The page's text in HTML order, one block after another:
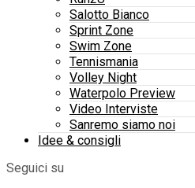
Salotto Bianco
Sprint Zone
Swim Zone
Tennismania
Volley Night
Waterpolo Preview
Video Interviste
Sanremo siamo noi
Idee & consigli
Seguici su